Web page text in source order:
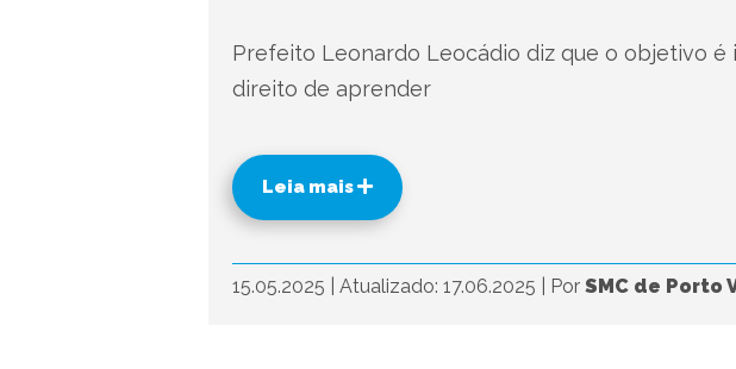
Prefeito Leonardo Leocádio diz que o objetivo
direito de aprender
Leia mais
15.05.2025 Atualizado: 17.06.2025 Por SMC de Porto